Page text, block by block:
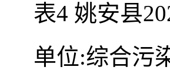
表4 姚安县
单位:综合污